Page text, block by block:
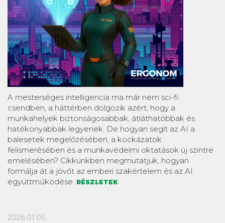
A mesterséges intelligencia ma már nem sci-fi:
csendben, a háttérben dolgozik azért, hogy a
munkahelyek biztonságosabbak, átláthatóbbak és
hatékonyabbak legyenek. De hogyan segít az AI a
balesetek megelőzésében, a kockázatok
felismerésében és a munkavédelmi oktatások új szintre
emelésében? Cikkünkben megmutatjuk, hogyan
formálja át a jövőt az emberi szakértelem és az AI
együttműködése. RÉSZLETEK
2026.01.05.